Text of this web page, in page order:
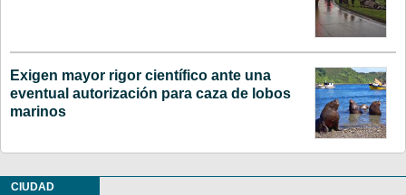
Exigen mayor rigor científico ante una
eventual autorización para caza de lobos
marinos
CIUDAD